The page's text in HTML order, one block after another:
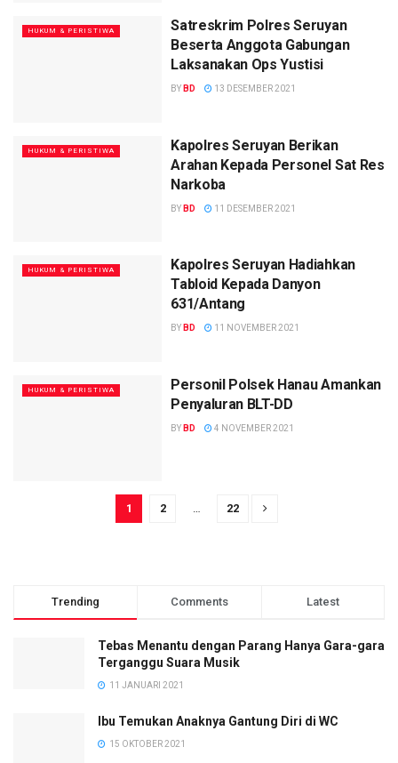
HUKUM & PERISTIWA
Satreskrim Polres Seruyan
Beserta Anggota Gabungan
Laksanakan Ops Yustisi
BY BD 13 DESEMBER 2021
HUKUM & PERISTIWA
Kapolres Seruyan Berikan
Arahan Kepada Personel Sat Res
Narkoba
BY BD 11 DESEMBER 2021
HUKUM & PERISTIWA
Kapolres Seruyan Hadiahkan
Tabloid Kepada Danyon
631/Antang
BY BD 11 NOVEMBER 2021
HUKUM & PERISTIWA
Personil Polsek Hanau Amankan
Penyaluran BLT-DD
BY BD 4 NOVEMBER 2021
1 2 … 22
Trending Comments Latest
Tebas Menantu dengan Parang Hanya Gara-gara
Terganggu Suara Musik
11 JANUARI 2021
Ibu Temukan Anaknya Gantung Diri di WC
15 OKTOBER 2021